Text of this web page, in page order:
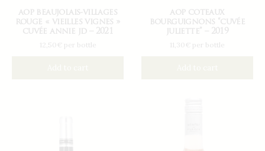
aop beaujolais-villages
rouge « vieilles vignes »
cuvée annie jd – 2021
12,50€ per bottle
aop coteaux
bourguignons “cuvée
juliette” – 2019
11,30€ per bottle